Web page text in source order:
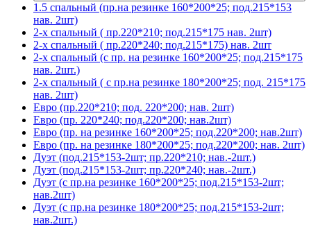
1.5 спальный (пр.на резинке 160*200*25; под.215*153
нав. 2шт)
2-х спальный ( пр.220*210; под.215*175 нав. 2шт)
2-х спальный ( пр.220*240; под.215*175) нав. 2шт
2-х спальный (с пр. на резинке 160*200*25; под.215*175
нав. 2шт.)
2-х спальный ( с пр.на резинке 180*200*25; под. 215*175
нав. 2шт)
Евро (пр.220*210; под. 220*200; нав. 2шт)
Евро (пр. 220*240; под.220*200; нав.2шт)
Евро (пр. на резинке 160*200*25; под.220*200; нав.2шт)
Евро (пр. на резинке 180*200*25; под.220*200; нав. 2шт)
Дуэт (под.215*153-2шт; пр.220*210; нав.-2шт.)
Дуэт (под.215*153-2шт; пр.220*240; нав.-2шт.)
Дуэт (с пр.на резинке 160*200*25; под.215*153-2шт;
нав.2шт)
Дуэт (с пр.на резинке 180*200*25; под.215*153-2шт;
нав.2шт.)